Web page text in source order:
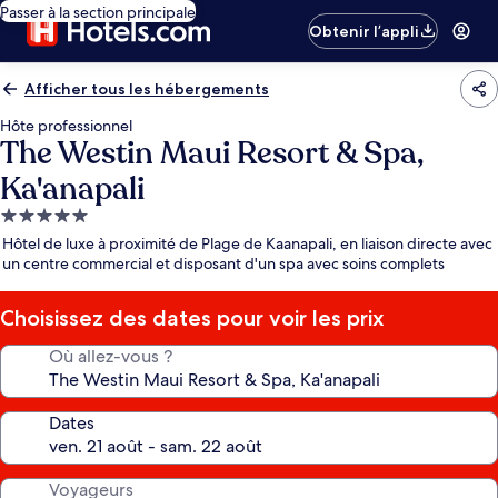
Passer à la section principale
Obtenir l’appli
Afficher tous les hébergements
Hôte professionnel
The Westin Maui Resort & Spa,
Ka'anapali
Hébergement
5.0 étoiles
Hôtel de luxe à proximité de Plage de Kaanapali, en liaison directe avec
un centre commercial et disposant d'un spa avec soins complets
Choisissez des dates pour voir les prix
Où allez-vous ?
Dates
Voyageurs